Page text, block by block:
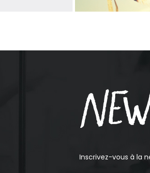
Inscrivez-vous à la